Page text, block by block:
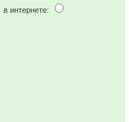
в интернете: